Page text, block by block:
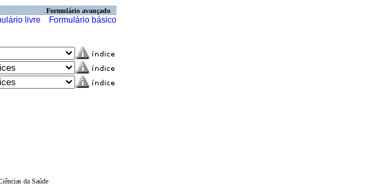
Formulário avançado
livre Formulário básico
da Saúde